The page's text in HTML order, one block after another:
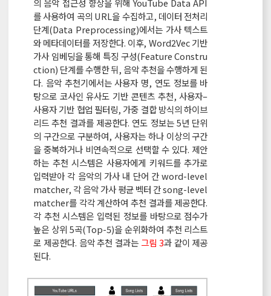
의 음악 접근성 향상을 위해 YouTube Data API
를 사용하여 곡의 URL을 수집하고, 데이터 전처리
단계(Data Preprocessing)에서는 가사 텍스트
와 메타데이터를 저장한다. 이후, Word2Vec 기반
가사 임베딩을 통해 특징 구성(Feature Constru
ction) 단계를 수행한 뒤, 음악 추천을 수행하게 된
다. 음악 추천기에서는 사용자 명, 연도 정보를 바
탕으로 코사인 유사도 기반 콘텐츠 추천, 사용자–
사용자 기반 협업 필터링, 가중 결합 방식의 하이브
리드 추천 결과를 제공한다. 연도 정보는 5년 단위
의 구간으로 구분하여, 사용자는 하나 이상의 구간
을 중복하거나 비연속적으로 선택할 수 있다. 제안
하는 추천 시스템은 사용자에게 키워드를 추가로
입력받아 각 음악의 가사 내 단어 간 word-level
matcher, 각 음악 가사 평균 벡터 간 song-level
matcher를 각각 계산하여 추천 결과를 제공한다.
각 추천 시스템은 입력된 정보를 바탕으로 점수가
높은 상위 5곡(Top-5)을 순위화하여 추천 리스트
로 제공한다. 음악 추천 결과는 그림 3과 같이 제공
된다.